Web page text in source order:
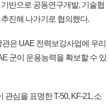
반으로 공동연구개발, 기술협
진해 나가기로 협의했다.
은 UAE 전력보강사업에 우리
군이 운용능력을 확보할 수 있
심을 표명한 T-50, KF-21, 소